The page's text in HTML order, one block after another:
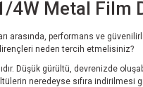
Metal Film
performans ve
neden tercih etmelisiniz?
Düşük gürültü, devrenizde
neredeyse sıfıra indirilmesi